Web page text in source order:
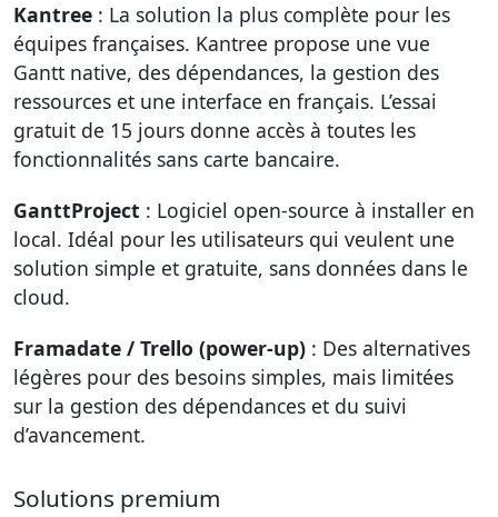
Kantree : La solution la plus complète pour les
équipes françaises. Kantree propose une vue
Gantt native, des dépendances, la gestion des
ressources et une interface en français. L’essai
gratuit de 15 jours donne accès à toutes les
fonctionnalités sans carte bancaire.
GanttProject : Logiciel open-source à installer en
local. Idéal pour les utilisateurs qui veulent une
solution simple et gratuite, sans données dans le
cloud.
Framadate / Trello (power-up) : Des alternatives
légères pour des besoins simples, mais limitées
sur la gestion des dépendances et du suivi
d’avancement.
Solutions premium